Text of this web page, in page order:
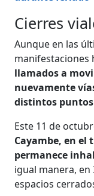
Cierres
Aunque en las
manifestaciones
llamados a
nuevamente
distintos puntos
Este 11 de
Cayambe, en el
permanece
igual manera,
espacios